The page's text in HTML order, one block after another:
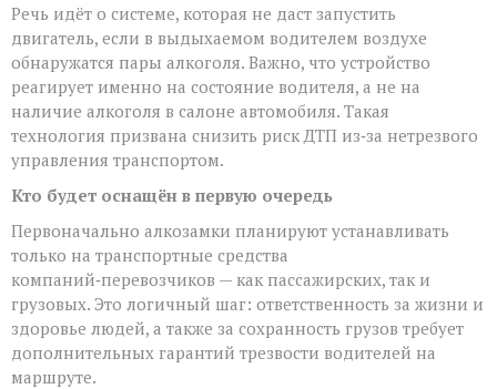
Речь идёт о системе, которая не даст запустить
двигатель, если в выдыхаемом водителем воздухе
обнаружатся пары алкоголя. Важно, что устройство
реагирует именно на состояние водителя, а не на
наличие алкоголя в салоне автомобиля. Такая
технология призвана снизить риск ДТП из‑за нетрезвого
управления транспортом.
Кто будет оснащён в первую очередь
Первоначально алкозамки планируют устанавливать
только на транспортные средства
компаний‑перевозчиков — как пассажирских, так и
грузовых. Это логичный шаг: ответственность за жизни и
здоровье людей, а также за сохранность грузов требует
дополнительных гарантий трезвости водителей на
маршруте.